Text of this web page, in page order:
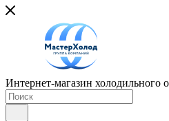
Интернет-магазин холодильного